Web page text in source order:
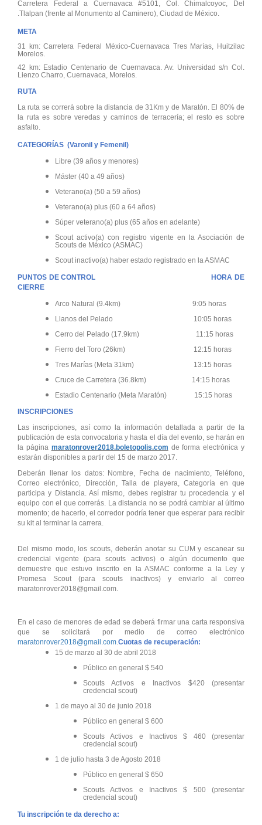
Carretera Federal a Cuernavaca #5101, Col. Chimalcoyoc, Del
.Tlalpan (frente al Monumento al Caminero), Ciudad de México.
META
31 km: Carretera Federal México-Cuernavaca Tres Marías, Huitzilac
Morelos.
42 km: Estadio Centenario de Cuernavaca. Av. Universidad s/n Col.
Lienzo Charro, Cuernavaca, Morelos.
RUTA
La ruta se correrá sobre la distancia de 31Km y de Maratón. El 80% de
la ruta es sobre veredas y caminos de terracería; el resto es sobre
asfalto.
CATEGORÍAS (Varonil y Femenil)
Libre (39 años y menores)
Máster (40 a 49 años)
Veterano(a) (50 a 59 años)
Veterano(a) plus (60 a 64 años)
Súper veterano(a) plus (65 años en adelante)
Scout activo(a) con registro vigente en la Asociación de
Scouts de México (ASMAC)
Scout inactivo(a) haber estado registrado en la ASMAC
PUNTOS DE CONTROL HORA DE
CIERRE
Arco Natural (9.4km) 9:05 horas
Llanos del Pelado
10:05 horas
Cerro del Pelado (17.9km)
11:15 horas
Fierro del Toro (26km) 12:15 horas
Tres Marías (Meta 31km) 13:15 horas
Cruce de Carretera (36.8km) 14:15 horas
Estadio Centenario (Meta Maratón)
15:15 horas
INSCRIPCIONES
Las inscripciones, así como la información detallada a partir de la
publicación de esta convocatoria y hasta el día del evento, se harán en
la página maratonrover2018.boletopolis.com de forma electrónica y
estarán disponibles a partir del 15 de marzo 2017.
Deberán llenar los datos: Nombre, Fecha de nacimiento, Teléfono,
Correo electrónico, Dirección, Talla de playera, Categoría en que
participa y Distancia. Así mismo, debes registrar tu procedencia y el
equipo con el que correrás. La distancia no se podrá cambiar al último
momento; de hacerlo, el corredor podría tener que esperar para recibir
su kit al terminar la carrera.
Del mismo modo, los scouts, deberán anotar su CUM y escanear su
credencial vigente (para scouts activos) o algún documento que
demuestre que estuvo inscrito en la ASMAC conforme a la Ley y
Promesa Scout (para scouts inactivos) y enviarlo al correo
maratonrover2018@gmail.com.
En el caso de menores de edad se deberá firmar una carta responsiva
que se solicitará por medio de correo electrónico
maratonrover2018@gmail.com.Cuotas de recuperación:
15 de marzo al 30 de abril 2018
Público en general $ 540
Scouts Activos e Inactivos $420 (presentar
credencial scout)
1 de mayo al 30 de junio 2018
Público en general $ 600
Scouts Activos e Inactivos $ 460 (presentar
credencial scout)
1 de julio hasta 3 de Agosto 2018
Público en general $ 650
Scouts Activos e Inactivos $ 500 (presentar
credencial scout)
Tu inscripción te da derecho a: